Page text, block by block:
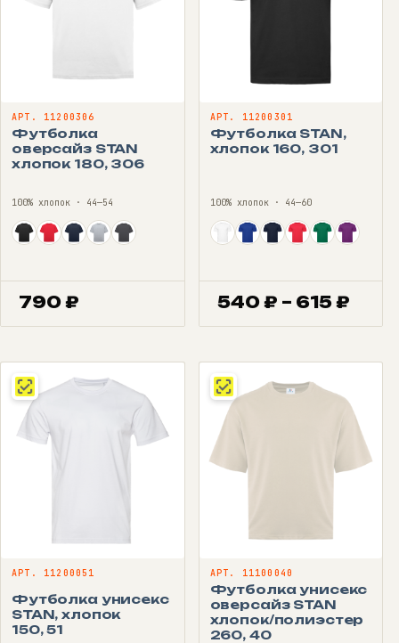
АРТ. 11200306
Футболка
оверсайз STAN
хлопок 180, 306
100% хлопок · 44—54
790 ₽
АРТ. 11200301
Футболка STAN,
хлопок 160, 301
100% хлопок · 44—60
540 ₽ – 615₽
–
АРТ. 11200051
Футболка унисекс
STAN, хлопок
150, 51
АРТ. 11100040
Футболка унисекс
оверсайз STAN
хлопок/полиэстер
260, 40